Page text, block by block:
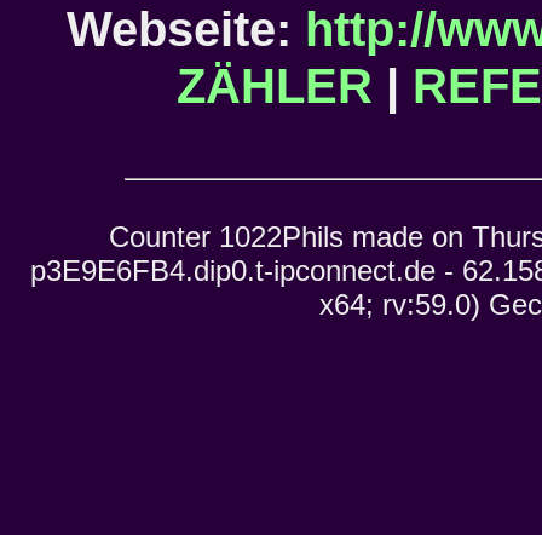
Webseite: http://
ZÄHLER |
Counter 1022Phils made on
p3E9E6FB4.dip0.t-ipconnect.de -
x64; rv:59.0)